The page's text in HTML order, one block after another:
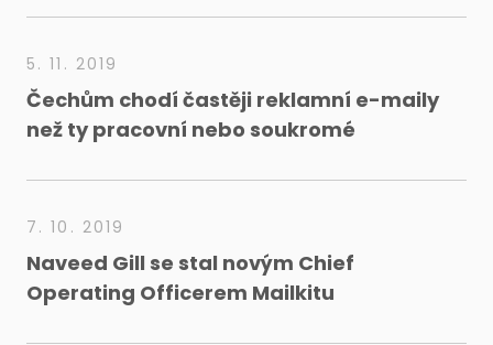
5. 11. 2019
Čechům chodí častěji reklamní e-maily
než ty pracovní nebo soukromé
7. 10. 2019
Naveed Gill se stal novým Chief
Operating Officerem Mailkitu